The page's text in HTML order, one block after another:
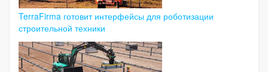
TerraFirma готовит интерфейсы для роботизации
строительной техники